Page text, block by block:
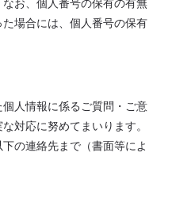
お、個人番号の保有の有無
場合には、個人番号の保有
人情報に係るご質問・ご意
対応に努めてまいります。
の連絡先まで（書面等によ